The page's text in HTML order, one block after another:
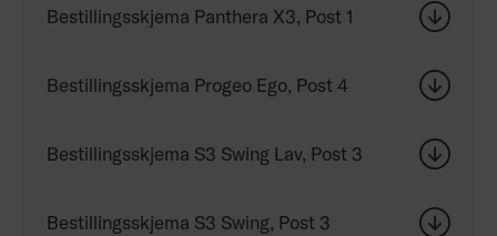
Bestillingsskjema Panthera X3, Post 1
Bestillingsskjema Progeo Ego, Post 4
Bestillingsskjema S3 Swing Lav, Post 3
Bestillingsskjema S3 Swing, Post 3